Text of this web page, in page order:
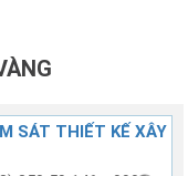
SÁT THIẾT KẾ XÂY